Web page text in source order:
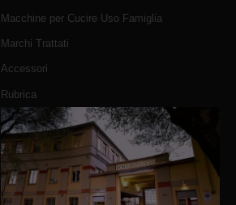
Macchine per Cucire Uso Famiglia
Marchi Trattati
Accessori
Rubrica